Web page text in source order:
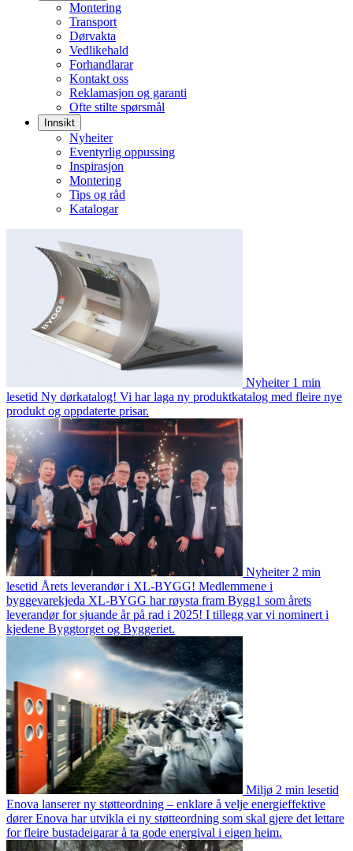
Montering
Transport
Dørvakta
Vedlikehald
Forhandlarar
Kontakt oss
Reklamasjon og garanti
Ofte stilte spørsmål
Innsikt
Nyheiter
Eventyrlig oppussing
Inspirasjon
Montering
Tips og råd
Katalogar
Nyheiter 1 min
lesetid Ny dørkatalog! Vi har laga ny produktkatalog med fleire nye
produkt og oppdaterte prisar.
Nyheiter 2 min
lesetid Årets leverandør i XL-BYGG! Medlemmene i
byggevarekjeda XL-BYGG har røysta fram Bygg1 som årets
leverandør for sjuande år på rad i 2025! I tillegg var vi nominert i
kjedene Byggtorget og Byggeriet.
Miljø 2 min lesetid
Enova lanserer ny støtteordning – enklare å velje energieffektive
dørerEnova har utvikla ei ny støtteordning som skal gjere det lettare
for fleire bustadeigarar å ta gode energival i eigen heim.